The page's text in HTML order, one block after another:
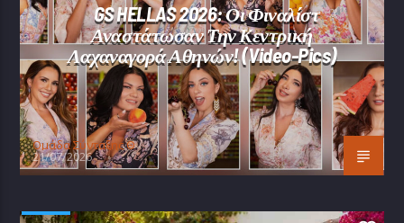
GS HELLAS 2026: Οι Φιναλίστ
Αναστάτωσαν Την Κεντρική
Λαχαναγορά Αθηνών! (video-Pics)
Oμάδα Σύνταξης Θ
21/07/2026